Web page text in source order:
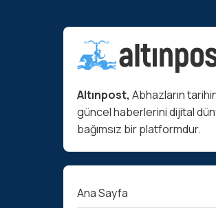
Altınpost, Abhazların
güncel haberlerini dijital
bağımsız bir platformdur.
Ana Sayfa